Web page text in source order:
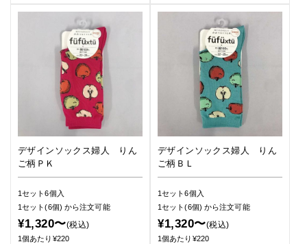
デザインソックス婦人 りん
ご柄ＰＫ
1セット6個入
1セット(6個) から注文可能
¥1,320〜(税込)
1個あたり¥220
デザインソックス婦人 りん
ご柄ＢＬ
1セット6個入
1セット(6個) から注文可能
¥1,320〜(税込)
1個あたり¥220